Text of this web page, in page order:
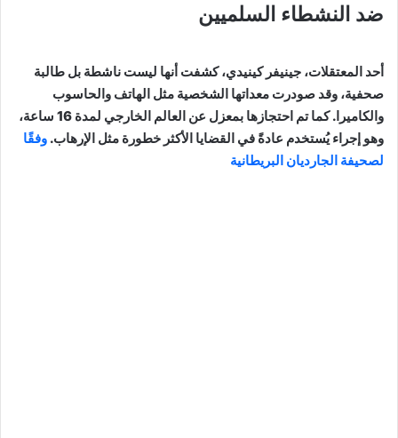
ضد النشطاء السلميين
أحد المعتقلات، جينيفر كينيدي، كشفت أنها ليست ناشطة بل طالبة
صحفية، وقد صودرت معداتها الشخصية مثل الهاتف والحاسوب
والكاميرا. كما تم احتجازها بمعزل عن العالم الخارجي لمدة 16 ساعة،
وهو إجراء يُستخدم عادةً في القضايا الأكثر خطورة مثل الإرهاب. وفقًا
لصحيفة الجارديان البريطانية